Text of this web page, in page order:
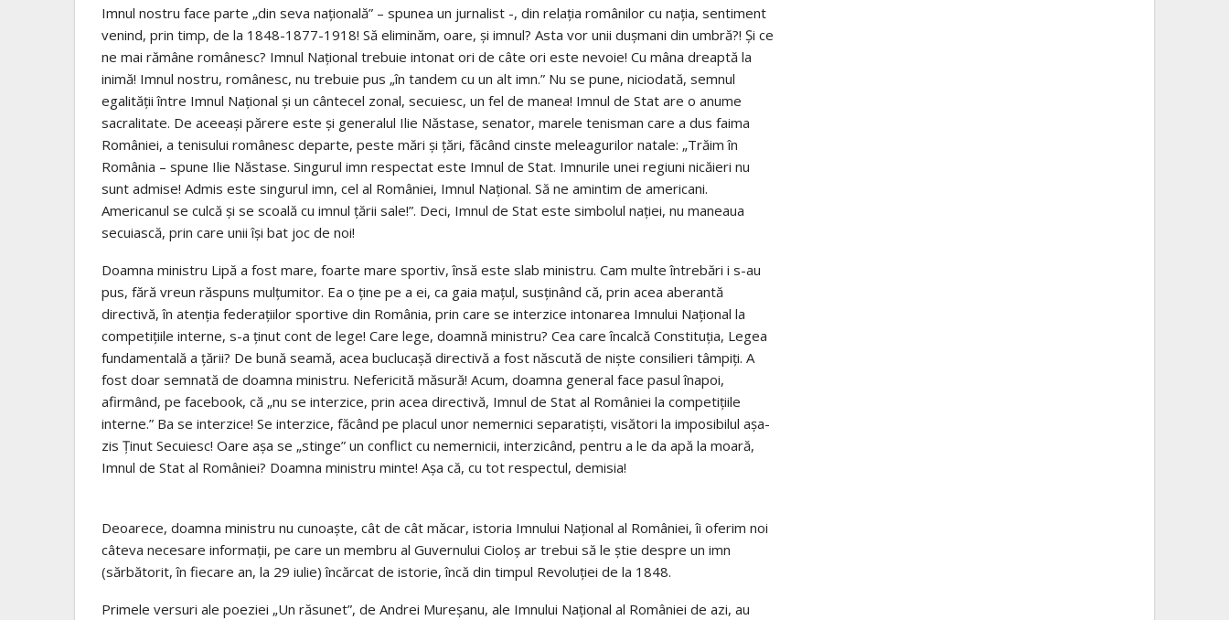
Imnul nostru face parte „din seva națională” – spunea un jurnalist -, din relația românilor cu nația, sentiment
venind, prin timp, de la 1848-1877-1918! Să eliminăm, oare, și imnul? Asta vor unii dușmani din umbră?! Și ce
ne mai rămâne românesc? Imnul Național trebuie intonat ori de câte ori este nevoie! Cu mâna dreaptă la
inimă! Imnul nostru, românesc, nu trebuie pus „în tandem cu un alt imn.” Nu se pune, niciodată, semnul
egalității între Imnul Național și un cântecel zonal, secuiesc, un fel de manea! Imnul de Stat are o anume
sacralitate. De aceeași părere este și generalul Ilie Năstase, senator, marele tenisman care a dus faima
României, a tenisului românesc departe, peste mări și țări, făcând cinste meleagurilor natale: „Trăim în
România – spune Ilie Năstase. Singurul imn respectat este Imnul de Stat. Imnurile unei regiuni nicăieri nu
sunt admise! Admis este singurul imn, cel al României, Imnul Național. Să ne amintim de americani.
Americanul se culcă și se scoală cu imnul țării sale!”. Deci, Imnul de Stat este simbolul nației, nu maneaua
secuiască, prin care unii își bat joc de noi!
Doamna ministru Lipă a fost mare, foarte mare sportiv, însă este slab ministru. Cam multe întrebări i s-au
pus, fără vreun răspuns mulțumitor. Ea o ține pe a ei, ca gaia mațul, susținând că, prin acea aberantă
directivă, în atenția federațiilor sportive din România, prin care se interzice intonarea Imnului Național la
competițiile interne, s-a ținut cont de lege! Care lege, doamnă ministru? Cea care încalcă Constituția, Legea
fundamentală a țării? De bună seamă, acea buclucașă directivă a fost născută de niște consilieri tâmpiți. A
fost doar semnată de doamna ministru. Nefericită măsură! Acum, doamna general face pasul înapoi,
afirmând, pe facebook, că „nu se interzice, prin acea directivă, Imnul de Stat al României la competițiile
interne.” Ba se interzice! Se interzice, făcând pe placul unor nemernici separatiști, visători la imposibilul așa-
zis Ținut Secuiesc! Oare așa se „stinge” un conflict cu nemernicii, interzicând, pentru a le da apă la moară,
Imnul de Stat al României? Doamna ministru minte! Așa că, cu tot respectul, demisia!
Deoarece, doamna ministru nu cunoaște, cât de cât măcar, istoria Imnului Național al României, îi oferim noi
câteva necesare informații, pe care un membru al Guvernului Cioloș ar trebui să le știe despre un imn
(sărbătorit, în fiecare an, la 29 iulie) încărcat de istorie, încă din timpul Revoluției de la 1848.
Primele versuri ale poeziei „Un răsunet”, de Andrei Mureșanu, ale Imnului Național al României de azi, au